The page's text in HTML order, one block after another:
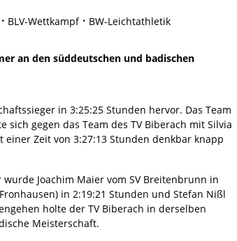
BLV-Wettkampf BW-Leichtathletik
an den süddeutschen und badischen
in 3:25:25 Stunden hervor. Das Team
gegen das Team des TV Biberach mit Silvia
Zeit von 3:27:13 Stunden denkbar knapp
Joachim Maier vom SV Breitenbrunn in
in 2:19:21 Stunden und Stefan Nißl
holte der TV Biberach in derselben
Meisterschaft.